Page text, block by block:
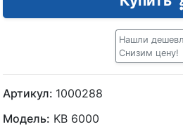
Нашли
Снизим цену!
Артикул: 1000288
Модель: KB 6000